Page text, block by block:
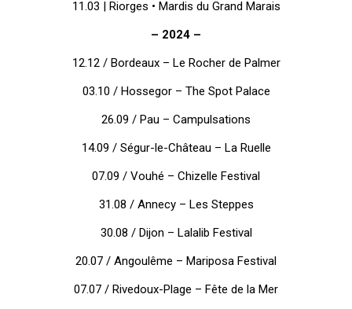
11.03 | Riorges • Mardis du Grand Marais
– 2024 –
12.12 / Bordeaux– Le Rocher de Palmer
03.10 / Hossegor– The Spot Palace
26.09 / Pau – Campulsations
14.09 / Ségur-le-Château – La Ruelle
07.09 / Vouhé – Chizelle Festival
31.08 / Annecy – Les Steppes
30.08 / Dijon – Lalalib Festival
20.07 / Angoulême – Mariposa Festival
07.07 / Rivedoux-Plage – Fête de la Mer